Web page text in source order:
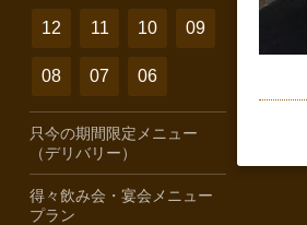
12 11 10 09
08 07 06
只今の期間限定メニュー
（デリバリー）
得々飲み会・宴会メニュー
プラン